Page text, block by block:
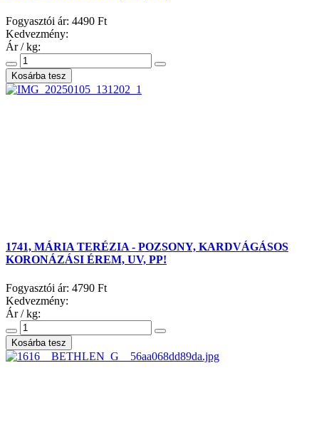
Fogyasztói ár: 4490 Ft
Kedvezmény:
Ár / kg:
1741, MÁRIA TERÉZIA - POZSONY, KARDVÁGÁSOS
KORONÁZÁSI ÉREM, UV, PP!
Fogyasztói ár: 4790 Ft
Kedvezmény:
Ár / kg: